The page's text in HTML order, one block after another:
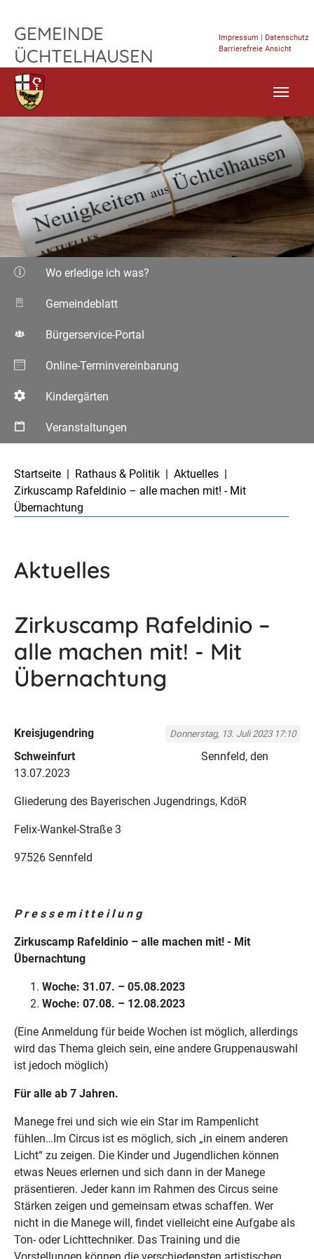
GEMEINDE
ÜCHTELHAUSEN
Impressum | Datenschutz
Barrierefreie Ansicht
Wo erledige ich was?
Gemeindeblatt
Bürgerservice-Portal
Online-Terminvereinbarung
Kindergärten
Veranstaltungen
Startseite
Rathaus & Politik
Aktuelles
Zirkuscamp Rafeldinio – alle machen mit! - Mit
Übernachtung
Aktuelles
Zirkuscamp Rafeldinio –
alle machen mit! - Mit
Übernachtung
Donnerstag, 13. Juli 2023 17:10
Kreisjugendring
Schweinfurt
Sennfeld, den
13.07.2023
Gliederung des Bayerischen Jugendrings, KdöR
Felix-Wankel-Straße 3
97526 Sennfeld
P r e s s e m i t t e i l u n g
Zirkuscamp Rafeldinio – alle machen mit! - Mit
Übernachtung
Woche: 31.07. – 05.08.2023
Woche: 07.08. – 12.08.2023
(Eine Anmeldung für beide Wochen ist möglich, allerdings
wird das Thema gleich sein, eine andere Gruppenauswahl
ist jedoch möglich)
Für alle ab 7 Jahren.
Manege frei und sich wie ein Star im Rampenlicht
fühlen…Im Circus ist es möglich, sich „in einem anderen
Licht“ zu zeigen. Die Kinder und Jugendlichen können
etwas Neues erlernen und sich dann in der Manege
präsentieren. Jeder kann im Rahmen des Circus seine
Stärken zeigen und gemeinsam etwas schaffen. Wer
nicht in die Manege will, findet vielleicht eine Aufgabe als
Ton- oder Lichttechniker. Das Training und die